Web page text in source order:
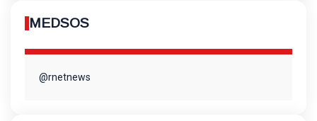
MEDSOS
@rnetnews